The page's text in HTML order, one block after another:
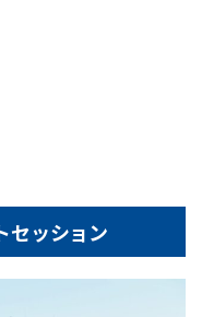
セッション